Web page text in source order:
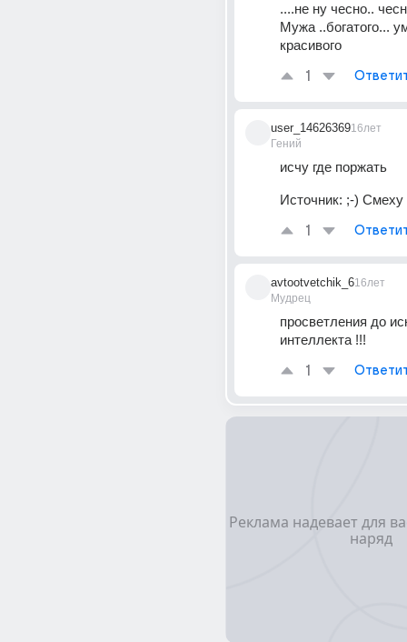
....не ну чесно..
Мужа ..богатого...
красивого
1
user_14626369
Гений
16лет
исчу где поржать
Источник: ;-) Смеху
1
avtootvetchik_6
Мудрец
16лет
просветления до
интеллекта !!!
1